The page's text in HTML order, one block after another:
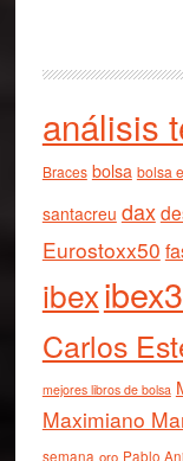
análisis
Braces bolsa bolsa
santacreu dax
Eurostoxx50
ibex
Carlos
mejores libros de bolsa
Maximiano
semana oro Pablo